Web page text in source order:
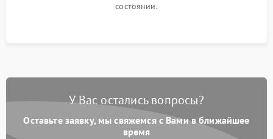
состоянии.
У Вас остались вопросы?
Оставьте заявку, мы свяжемся с Вами в ближайшее
время